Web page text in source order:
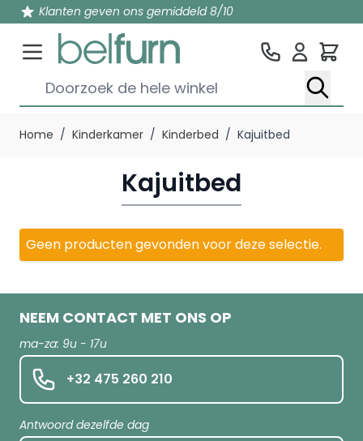
Klanten geven ons gemiddeld 8/10
Doorzoek de hele winkel
Home / Kinderkamer / Kinderbed / Kajuitbed
Kajuitbed
Geen producten gevonden voor deze selectie.
NEEM CONTACT MET ONS OP
ma-za: 9u - 17u
+32 475 260 210
Antwoord dezelfde dag